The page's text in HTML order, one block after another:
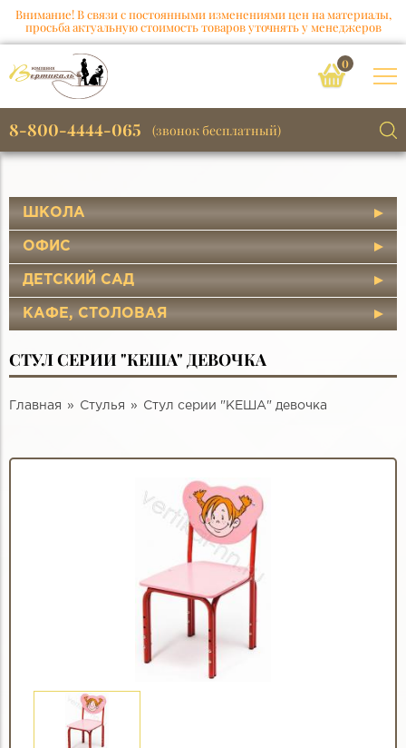
Внимание! В связи с постоянными изменениями цен на материалы,
просьба актуальную стоимость товаров уточнять у менеджеров
0
8-800-4444-065 (звонок бесплатный)
ШКОЛА
ОФИС
ДЕТСКИЙ САД
КАФЕ, СТОЛОВАЯ
СТУЛ СЕРИИ "КЕША" ДЕВОЧКА
Главная Стулья Стул серии "КЕША" девочка